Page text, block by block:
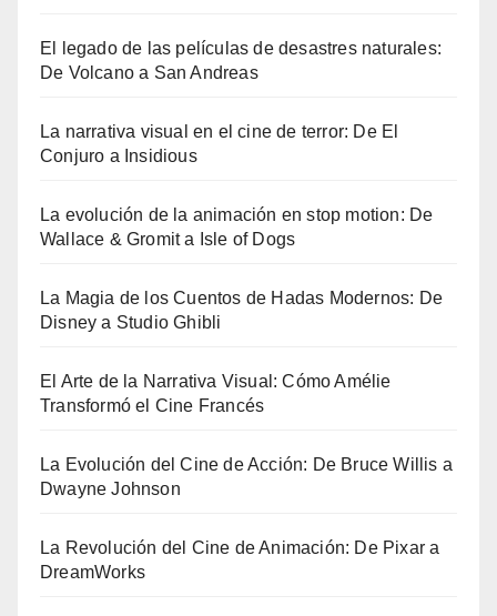
El legado de las películas de desastres naturales:
De Volcano a San Andreas
La narrativa visual en el cine de terror: De El
Conjuro a Insidious
La evolución de la animación en stop motion: De
Wallace & Gromit a Isle of Dogs
La Magia de los Cuentos de Hadas Modernos: De
Disney a Studio Ghibli
El Arte de la Narrativa Visual: Cómo Amélie
Transformó el Cine Francés
La Evolución del Cine de Acción: De Bruce Willis a
Dwayne Johnson
La Revolución del Cine de Animación: De Pixar a
DreamWorks